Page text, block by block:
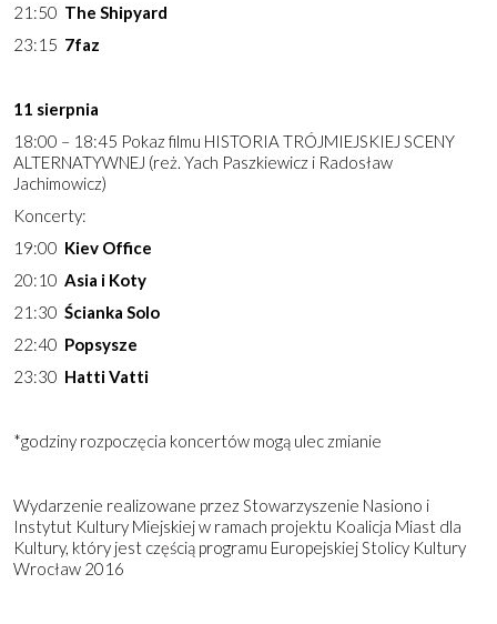
21:50 The Shipyard
23:15 7faz
11 sierpnia
18:00 – 18:45 Pokaz filmu HISTORIA TRÓJMIEJSKIEJ SCENY
ALTERNATYWNEJ (reż. Yach Paszkiewicz i Radosław
Jachimowicz)
Koncerty:
19:00 Kiev Office
20:10 Asia i Koty
21:30 Ścianka Solo
22:40 Popsysze
23:30 Hatti Vatti
*godziny rozpoczęcia koncertów mogą ulec zmianie
Wydarzenie realizowane przez Stowarzyszenie Nasiono i
Instytut Kultury Miejskiej w ramach projektu Koalicja Miast dla
Kultury, który jest częścią programu Europejskiej Stolicy Kultury
Wrocław 2016